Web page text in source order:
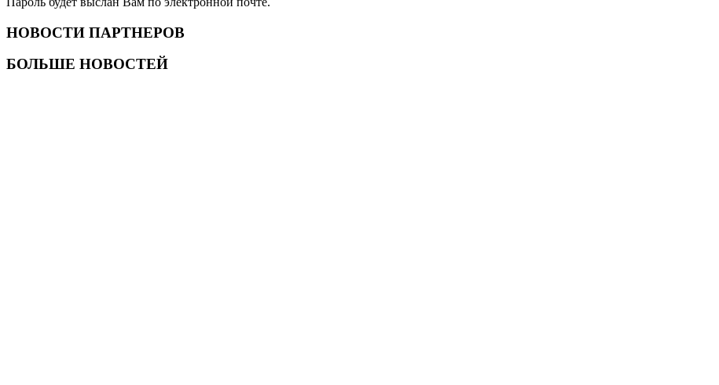
НОВОСТИ ПАРТНЕРОВ
БОЛЬШЕ НОВОСТЕЙ